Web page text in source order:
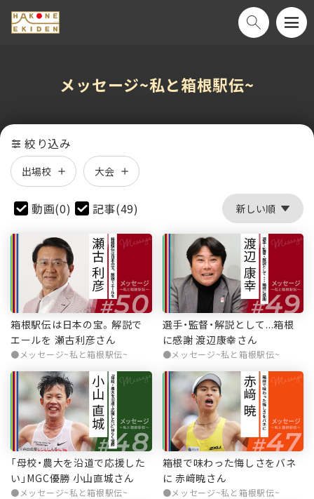
メッセージ~私と箱根駅伝~
絞り込み
出場校 大会
動画(0) 記事(49)
箱根駅伝は日本の宝。解説で
エールを 瀬古利彦さん
メッセージ~私と箱根駅伝~
選手・監督・解説として...箱根
に感謝 渡辺康幸さん
メッセージ~私と箱根駅伝~
「母校・農大を沿道で応援した
い」MGC優勝 小山直城さん
メッセージ~私と箱根駅伝~
箱根で味わった悔しさをバネ
に 赤﨑暁さん
メッセージ~私と箱根駅伝~